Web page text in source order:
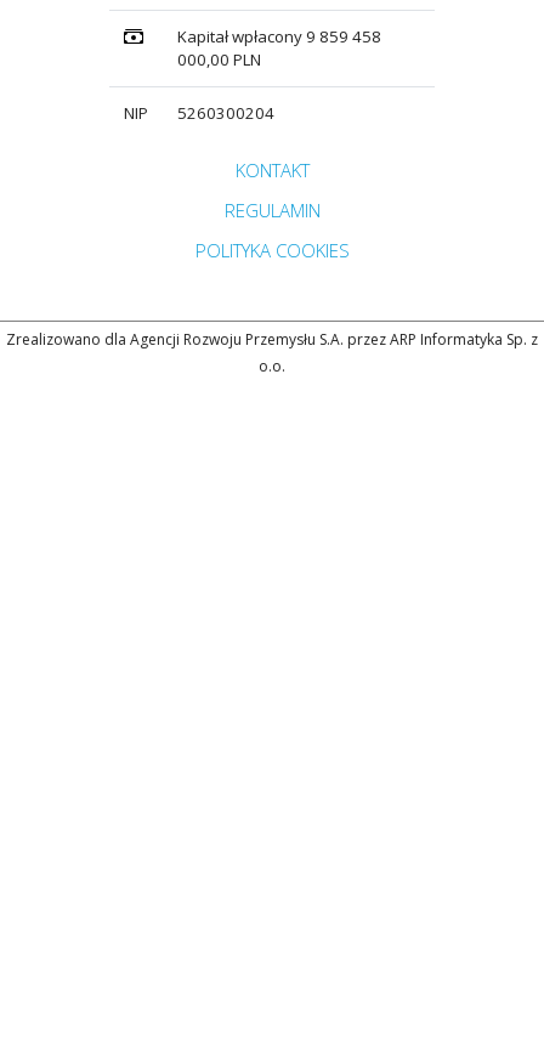
Kapitał wpłacony 9 859 458
000,00 PLN
NIP 5260300204
Przejdź do strony głównej do sekcji
KONTAKT
Zobacz
REGULAMIN
Zobacz
POLITYKA COOKIES
Zrealizowano dla Agencji Rozwoju Przemysłu S.A. przez ARP Informatyka Sp. z
o.o.